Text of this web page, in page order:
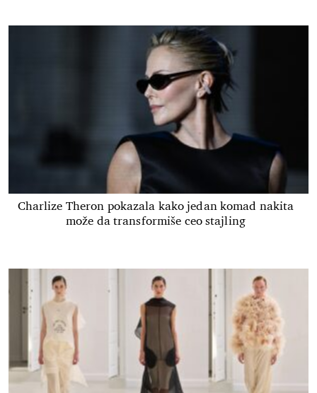
Charlize Theron pokazala kako jedan komad nakita
može da transformiše ceo stajling